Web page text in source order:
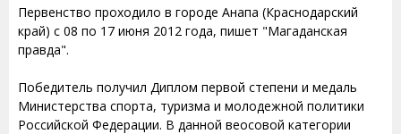
Первенство проходило в городе Анапа (Краснодарский
край) с 08 по 17 июня 2012 года, пишет "Магаданская
правда".
Победитель получил Диплом первой степени и медаль
Министерства спорта, туризма и молодежной политики
Российской Федерации. В данной веосовой категории